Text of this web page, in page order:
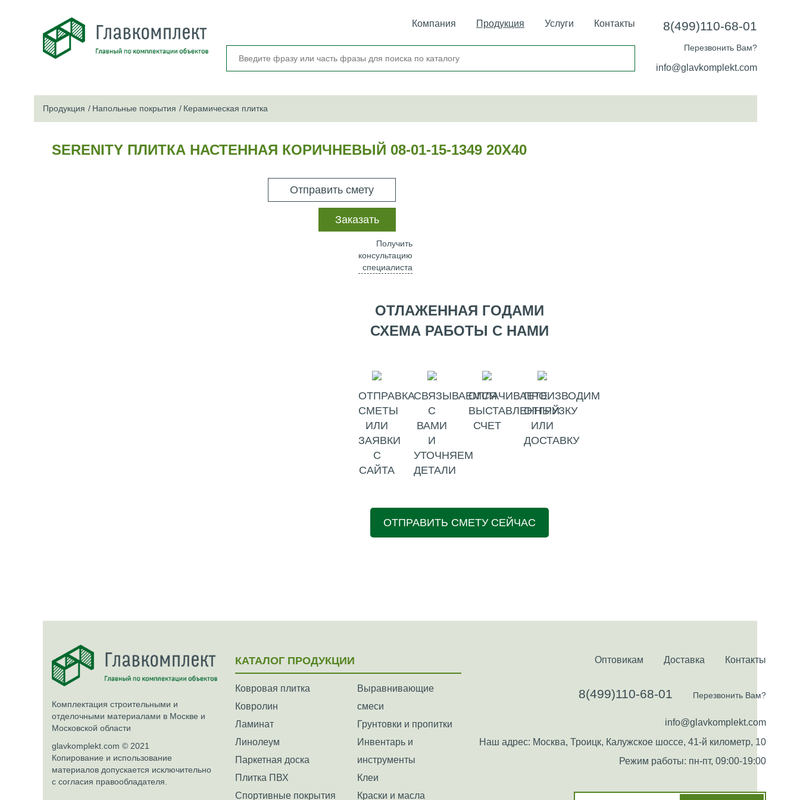
Компания Продукция Услуги Контакты 8(499)110-68-01
Перезвонить Вам?
info@glavkomplekt.com
Продукция Напольные покрытия Керамическая плитка
SERENITY ПЛИТКА НАСТЕННАЯ КОРИЧНЕВЫЙ 08-01-15-1349 20Х40
Отправить смету
Заказать
Получить
консультацию
специалиста
ОТЛАЖЕННАЯ ГОДАМИ
СХЕМА РАБОТЫ С НАМИ
ОТПРАВКА
СМЕТЫ
ИЛИ
ЗАЯВКИ
С
САЙТА
СВЯЗЫВАЕМСЯ
С
ВАМИ
И
УТОЧНЯЕМ
ДЕТАЛИ
ОПЛАЧИВАЕТЕ
ВЫСТАВЛЕННЫЙ
СЧЕТ
ПРОИЗВОДИМ
ОТГРУЗКУ
ИЛИ
ДОСТАВКУ
ОТПРАВИТЬ СМЕТУ СЕЙЧАС
Комплектация строительными и
отделочными материалами в Москве и
Московской области
glavkomplekt.com © 2021
Копирование и использование
материалов допускается исключительно
с согласия правообладателя.
КАТАЛОГ ПРОДУКЦИИ
Ковровая плитка
Ковролин
Ламинат
Линолеум
Паркетная доска
Плитка ПВХ
Спортивные покрытия
Выравнивающие
смеси
Грунтовки и пропитки
Инвентарь и
инструменты
Клеи
Краски и масла
Оптовикам Доставка Контакты
8(499)110-68-01 Перезвонить Вам?
info@glavkomplekt.com
Наш адрес: Москва, Троицк, Калужское шоссе, 41-й километр, 10
Режим работы: пн-пт, 09:00-19:00